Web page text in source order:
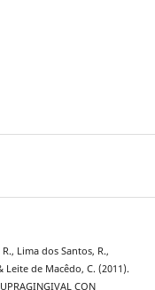
Lima dos Santos, R.,
Leite de Macêdo, C. (2011).
CON